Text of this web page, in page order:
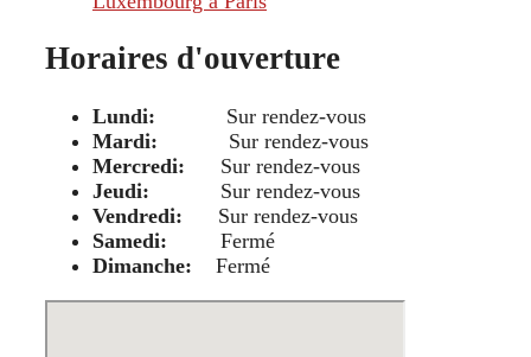
Horaires d'ouverture
Lundi: Sur rendez-vous
Mardi: Sur rendez-vous
Mercredi: Sur rendez-vous
Jeudi: Sur rendez-vous
Vendredi: Sur rendez-vous
Samedi: Fermé
Dimanche: Fermé